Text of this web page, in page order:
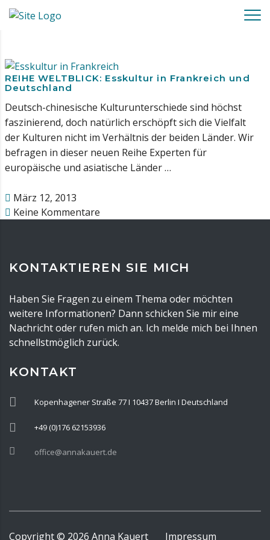
REIHE WELTBLICK: Esskultur in Frankreich und
Deutschland
Deutsch-chinesische Kulturunterschiede sind höchst
faszinierend, doch natürlich erschöpft sich die Vielfalt
der Kulturen nicht im Verhältnis der beiden Länder. Wir
befragen in dieser neuen Reihe Experten für
europäische und asiatische Länder …
März 12, 2013
Keine Kommentare
KONTAKTIEREN SIE MICH
Haben Sie Fragen zu einem Thema oder möchten
weitere Informationen? Dann schicken Sie mir eine
Nachricht oder rufen mich an. Ich melde mich bei Ihnen
schnellstmöglich zurück.
KONTAKT
Kopenhagener Straße 77 I 10437 Berlin I Deutschland
+49 (0)176 62153936
office@annakauert.de
Copyright © 2026 Anna Kauert Impressum